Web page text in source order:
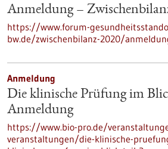
Anmeldung –
https://www.forum-
bw.de/zwischenbilanz-2020/
Anmeldung
Die klinische Prüfung im
Anmeldung
https://www.bio-pro.de/
veranstaltungen/die-klinische-